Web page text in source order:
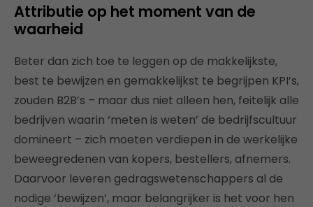
Attributie op het moment van de
waarheid
Beter dan zich toe te leggen op de makkelijkste,
best te bewijzen en gemakkelijkst te begrijpen KPI’s,
zouden B2B’s – maar dus niet alleen hen, feitelijk alle
bedrijven waarin ‘meten is weten’ de bedrijfscultuur
domineert – zich moeten verdiepen in de werkelijke
beweegredenen van kopers, bestellers, afnemers.
Daarvoor leveren gedragswetenschappers al de
nodige ‘bewijzen’, maar belangrijker is het voor hen